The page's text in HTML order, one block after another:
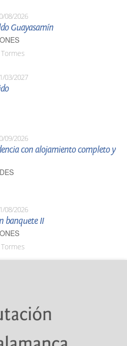
08/2026
Guayasamín
03/2027
09/2026
con alojamiento completo y
08/2026
banquete II